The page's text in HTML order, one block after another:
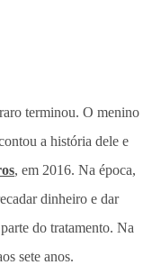
terminou. O menino
a história dele e
, em 2016. Na época,
dinheiro e dar
do tratamento. Na
sete anos.